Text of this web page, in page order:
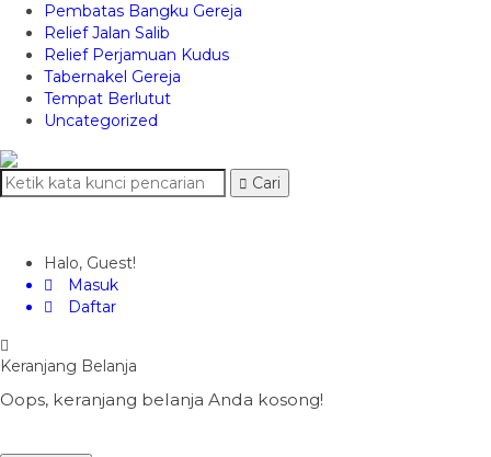
Pembatas Bangku Gereja
Relief Jalan Salib
Relief Perjamuan Kudus
Tabernakel Gereja
Tempat Berlutut
Uncategorized
Cari
Halo, Guest!
Masuk
Daftar
Keranjang Belanja
Oops, keranjang belanja Anda kosong!